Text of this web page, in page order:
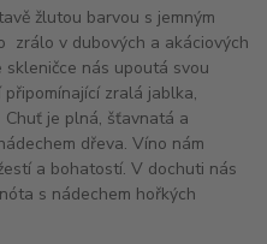
žlutou barvou s jemným
zrálo v dubových a akáciových
skleničce nás upoutá svou
zralá jablka,
je plná, šťavnatá a
dřeva. Víno nám
a bohatostí. V dochuti nás
s nádechem hořkých